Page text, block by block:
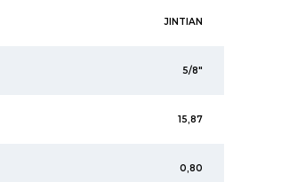
JINTIAN
5/8"
15,87
0,80